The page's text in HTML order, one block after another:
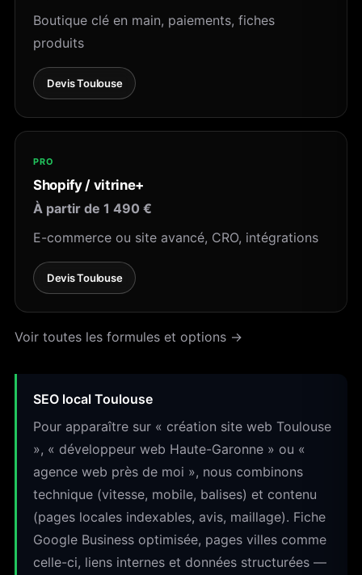
Boutique clé en main, paiements, fiches
produits
Devis Toulouse
PRO
Shopify / vitrine+
À partir de 1 490 €
E-commerce ou site avancé, CRO, intégrations
Devis Toulouse
Voir toutes les formules et options →
SEO local Toulouse
Pour apparaître sur « création site web Toulouse
», « développeur web Haute-Garonne » ou «
agence web près de moi », nous combinons
technique (vitesse, mobile, balises) et contenu
(pages locales indexables, avis, maillage). Fiche
Google Business optimisée, pages villes comme
celle-ci, liens internes et données structurées —